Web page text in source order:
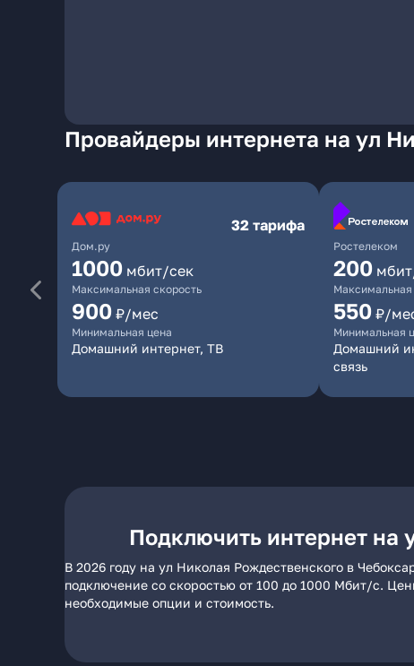
Провайдеры интернета на ул
Дом.ру
32 тарифа
1000 мбит/сек
Максимальная скорость
900 ₽/мес
Минимальная цена
Домашний интернет, ТВ
Ростелеком
200
Максимальная
550 ₽/
Минимальная
Домашний
связь
Подключить интернет на
В 2026 году на ул Николая Рождественского в
подключение со скоростью от 100 до 1000 Мбит/с.
необходимые опции и стоимость.